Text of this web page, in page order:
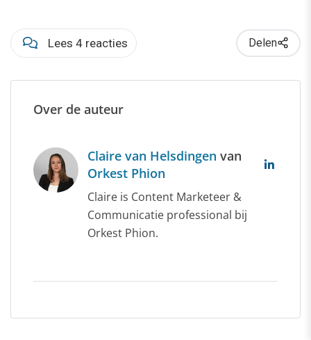
Lees 4 reacties Delen
Over de auteur
Claire van Helsdingen van
Orkest Phion
Claire is Content Marketeer &
Communicatie professional bij
Orkest Phion.